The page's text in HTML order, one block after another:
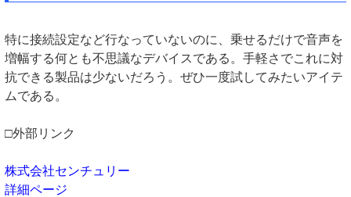
特に接続設定など行なっていないのに、乗せるだけで音声を
増幅する何とも不思議なデバイスである。手軽さでこれに対
抗できる製品は少ないだろう。ぜひ一度試してみたいアイテ
ムである。
□外部リンク
株式会社センチュリー
詳細ページ